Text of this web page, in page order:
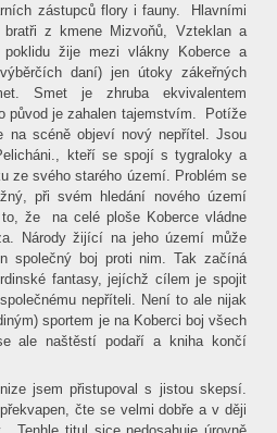
zástupců flory i fauny.
Hlavními
z kmene Mizvoňů, Vzteklan a
žije mezi vlákny Koberce a
výběrčích daní) jen útoky zákeřných
Smet je zhruba ekvivalentem
původ je zahalen tajemstvím.
Potíže
na scéně objeví nový nepřítel. Jsou
kteří se spojí s tygraloky a
ze svého starého území. Problém se
při svém hledání nového území
že
na celé ploše Koberce vládne
Národy žijící na jeho území může
společný boj proti nim. Tak začíná
fantasy, jejíchž cílem je spojit
nepříteli. Není to ale nijak
sportem je na Koberci boj všech
ale naštěstí podaří a kniha končí
jsem přistupoval s jistou skepsí.
čte se velmi dobře a v ději